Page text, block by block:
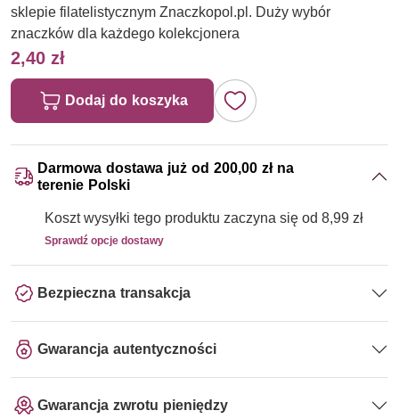
sklepie filatelistycznym Znaczkopol.pl. Duży wybór
znaczków dla każdego kolekcjonera
2,40 zł
Dodaj do koszyka
Darmowa dostawa już od 200,00 zł na
terenie Polski
Koszt wysyłki tego produktu zaczyna się od 8,99 zł
Sprawdź opcje dostawy
Bezpieczna transakcja
Gwarancja autentyczności
Gwarancja zwrotu pieniędzy